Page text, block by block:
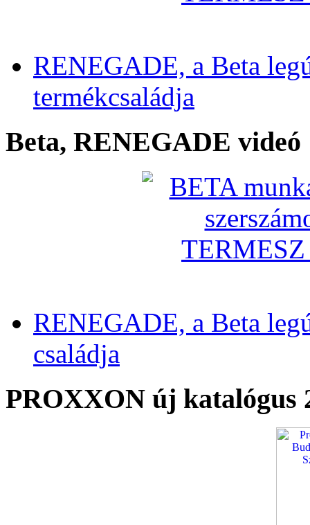
RENEGADE, a Beta
termékcsaládja
Beta, RENEGADE videó
RENEGADE, a Beta
családja
PROXXON új katalógus